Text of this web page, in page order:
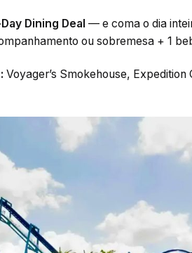
Dining Deal — e coma o dia
ou sobremesa + 1
Voyager’s Smokehouse,